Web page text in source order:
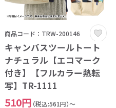
商品コード：TRW-200146
キャンバスツールトート
ナチュラル【エコマーク
付き】【フルカラー熱転
写】TR-1111
510円 （税込:561円）～